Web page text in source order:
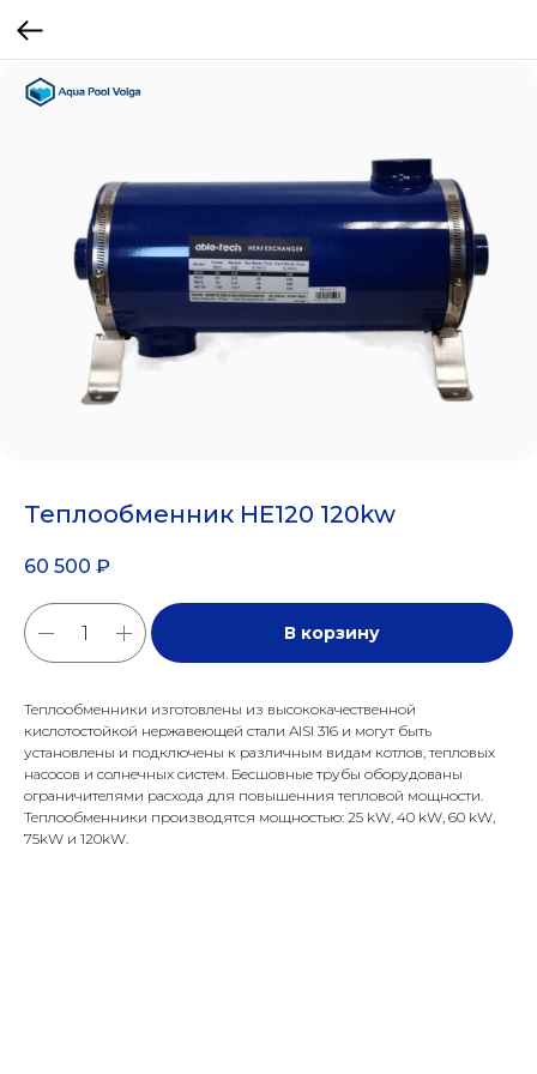
Теплообменник HE120 120kw
60 500 ₽
В корзину
Теплообменники изготовлены из высококачественной
кислотостойкой нержавеющей стали AISI 316 и могут быть
установлены и подключены к различным видам котлов, тепловых
насосов и солнечных систем. Бесшовные трубы оборудованы
ограничителями расхода для повышенния тепловой мощности.
Теплообменники производятся мощностью: 25 kW, 40 kW, 60 kW,
75kW и 120kW.